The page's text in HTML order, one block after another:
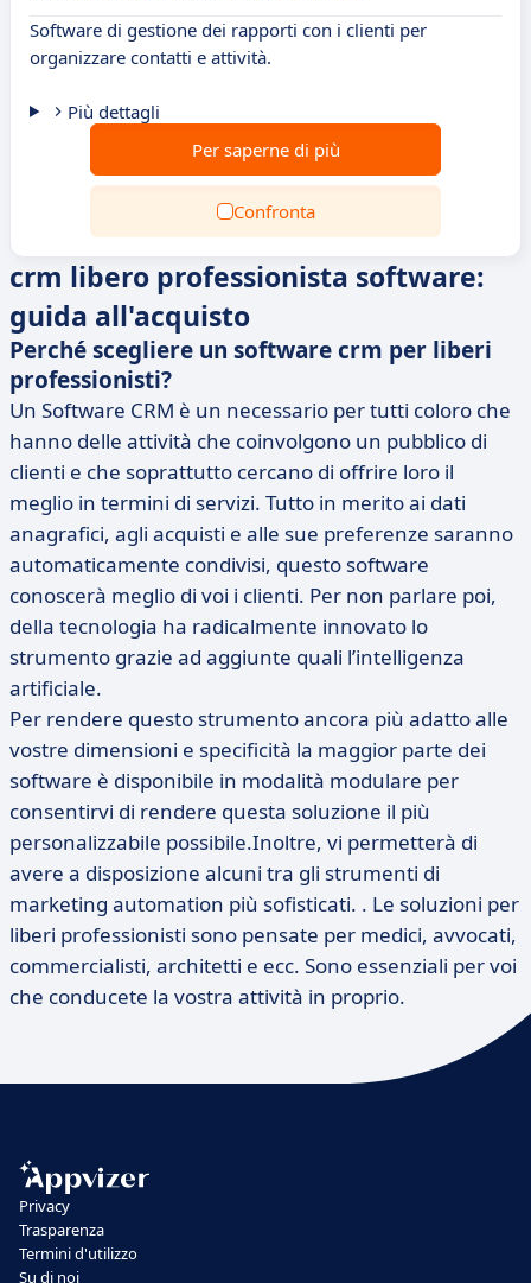
Software di gestione dei rapporti con i clienti per
organizzare contatti e attività.
Più dettagli
Per saperne di più
Confronta
crm libero professionista software:
guida all'acquisto
Perché scegliere un software crm per liberi
professionisti?
Un Software CRM è un necessario per tutti coloro che
hanno delle attività che coinvolgono un pubblico di
clienti e che soprattutto cercano di offrire loro il
meglio in termini di servizi. Tutto in merito ai dati
anagrafici, agli acquisti e alle sue preferenze saranno
automaticamente condivisi, questo software
conoscerà meglio di voi i clienti. Per non parlare poi,
della tecnologia ha radicalmente innovato lo
strumento grazie ad aggiunte quali l’intelligenza
artificiale.
Per rendere questo strumento ancora più adatto alle
vostre dimensioni e specificità la maggior parte dei
software è disponibile in modalità modulare per
consentirvi di rendere questa soluzione il più
personalizzabile possibile.Inoltre, vi permetterà di
avere a disposizione alcuni tra gli strumenti di
marketing automation più sofisticati. . Le soluzioni per
liberi professionisti sono pensate per medici, avvocati,
commercialisti, architetti e ecc. Sono essenziali per voi
che conducete la vostra attività in proprio.
Privacy
Trasparenza
Termini d'utilizzo
Su di noi